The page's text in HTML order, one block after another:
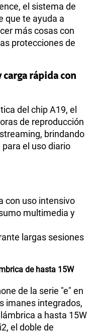
el sistema de
que te ayuda a
más cosas con
protecciones de
carga rápida con
del chip A19, el
de reproducción
brindando
el uso diario
con uso intensivo
multimedia y
largas sesiones
de hasta 15W
de la serie "e" en
imanes integrados,
a hasta 15W
el doble de